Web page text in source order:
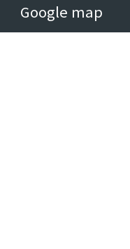
Google map